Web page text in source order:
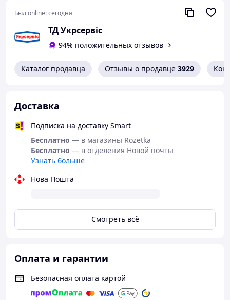
Комплектация:
Реверсивная отвертка Stanley Multibit 0-68-010
Был online:сегодня
ТД Укрсервіс
94% положительных отзывов
Каталог продавца Отзывы о продавце 3929
Доставка
Подписка на доставку Smart
Бесплатно — в магазины Rozetka
Бесплатно — в отделения Новой почты
Узнать больше
Нова Пошта
Смотреть всё
Оплата и гарантии
Безопасная оплата картой